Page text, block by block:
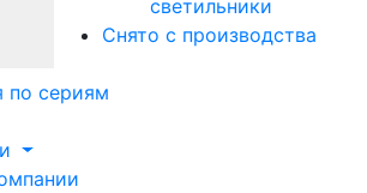
светильники
Снято с производства
по сериям